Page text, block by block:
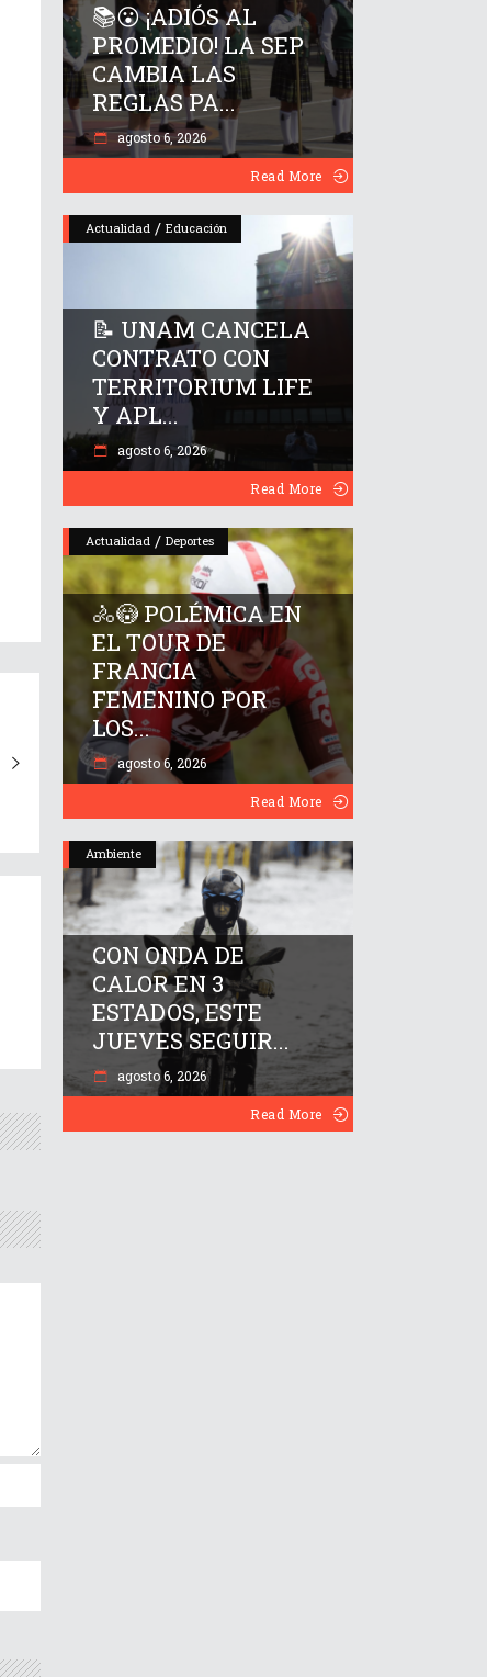
📚😮 ¡ADIÓS AL
PROMEDIO! LA SEP
CAMBIA LAS
REGLAS PA...
agosto 6, 2026
Read More
Actualidad / Educación
📝 UNAM CANCELA
CONTRATO CON
TERRITORIUM LIFE
Y APL...
agosto 6, 2026
Read More
Actualidad / Deportes
🚴😳 POLÉMICA EN
EL TOUR DE
FRANCIA
FEMENINO POR
LOS...
agosto 6, 2026
Read More
Ambiente
CON ONDA DE
CALOR EN 3
ESTADOS, ESTE
JUEVES SEGUIR...
agosto 6, 2026
Read More